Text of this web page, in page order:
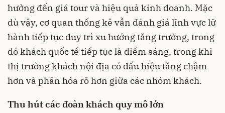
hưởng đến giá tour và hiệu quả kinh doanh. Mặc
dù vậy, cơ quan thống kê vẫn đánh giá lĩnh vực lữ
hành tiếp tục duy trì xu hướng tăng trưởng, trong
đó khách quốc tế tiếp tục là điểm sáng, trong khi
thị trường khách nội địa có dấu hiệu tăng chậm
hơn và phân hóa rõ hơn giữa các nhóm khách.
Thu hút các đoàn khách quy mô lớn